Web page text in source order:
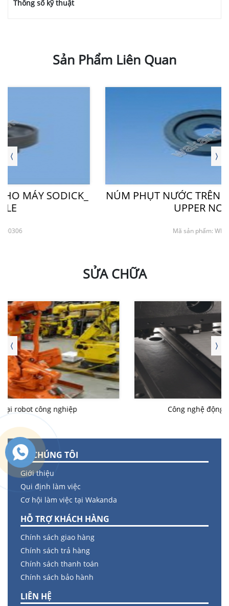
Thông số kỹ thuật
Sản Phẩm Liên Quan
NÚM PHỤT NƯỚC TRÊN CHO MÁY SODICK_
SỬA CHỮA
Công nghệ động cơ tuyến tính của Sodick
VỀ CHÚNG TÔI
Giới thiệu
Qui định làm việc
Cơ hội làm việc tại Wakanda
HỖ TRỢ KHÁCH HÀNG
Chính sách giao hàng
Chính sách trả hàng
Chính sách thanh toán
Chính sách bảo hành
LIÊN HỆ